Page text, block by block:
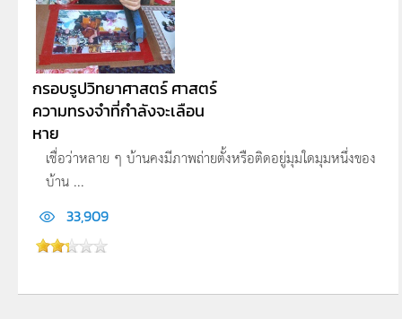
กรอบรูปวิทยาศาสตร์ ศาสตร์
ความทรงจำที่กำลังจะเลือน
หาย
เชื่อว่าหลาย ๆ บ้านคงมีภาพถ่ายตั้งหรือติดอยู่มุมใดมุมหนึ่งของ
บ้าน ...
33,909